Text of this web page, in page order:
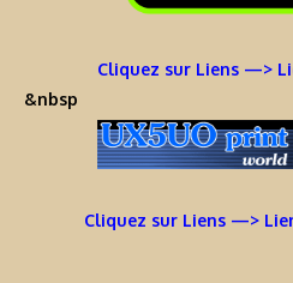
Cliquez sur Liens —>
&nbsp
Cliquez sur Liens —>